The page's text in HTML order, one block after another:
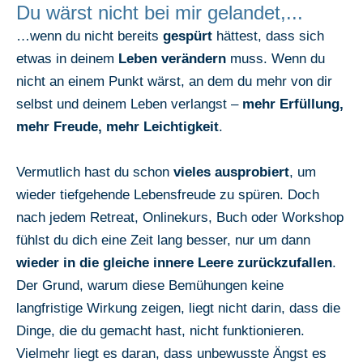
Du wärst nicht bei mir gelandet,...
…wenn du nicht bereits gespürt hättest, dass sich
etwas in deinem Leben verändern muss. Wenn du
nicht an einem Punkt wärst, an dem du mehr von dir
selbst und deinem Leben verlangst – mehr Erfüllung,
mehr Freude, mehr Leichtigkeit.
Vermutlich hast du schon vieles ausprobiert, um
wieder tiefgehende Lebensfreude zu spüren. Doch
nach jedem Retreat, Onlinekurs, Buch oder Workshop
fühlst du dich eine Zeit lang besser, nur um dann
wieder in die gleiche innere Leere zurückzufallen.
Der Grund, warum diese Bemühungen keine
langfristige Wirkung zeigen, liegt nicht darin, dass die
Dinge, die du gemacht hast, nicht funktionieren.
Vielmehr liegt es daran, dass unbewusste Ängst es